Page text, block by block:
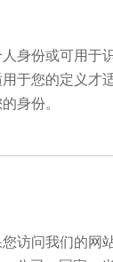
身份或可用于
于您的定义才
身份。
访问我们的网